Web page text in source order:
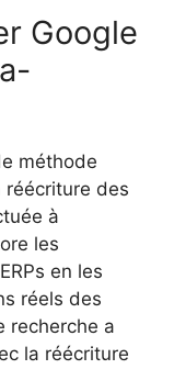
Google
méthode
des
à
les
en les
réels des
recherche a
la réécriture